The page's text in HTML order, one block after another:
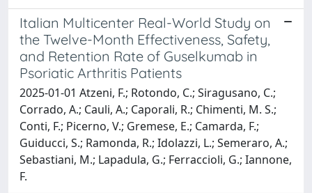
Italian Multicenter Real-World Study on
the Twelve-Month Effectiveness, Safety,
and Retention Rate of Guselkumab in
Psoriatic Arthritis Patients
2025-01-01 Atzeni, F.; Rotondo, C.; Siragusano, C.;
Corrado, A.; Cauli, A.; Caporali, R.; Chimenti, M. S.;
Conti, F.; Picerno, V.; Gremese, E.; Camarda, F.;
Guiducci, S.; Ramonda, R.; Idolazzi, L.; Semeraro, A.;
Sebastiani, M.; Lapadula, G.; Ferraccioli, G.; Iannone,
F.